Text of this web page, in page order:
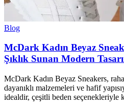
Blog
McDark Kadın Beyaz
Şıklık Sunan Modern
McDark Kadın Beyaz Sneakers,
dayanıklı malzemeleri ve hafif
idealdir, çeşitli beden seçenekleriyle